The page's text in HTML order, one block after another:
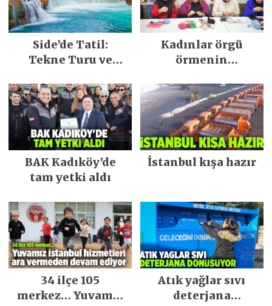
Side’de Tatil:
Tekne Turu ve
Kadınlar örgü
örmenin
öğreniyor
BAK Kadıköy’de
tam yetki aldı
İstanbul kışa hazır
34 ilçe 105
merkez… Yuvamız
Atık yağlar sıvı
deterjana